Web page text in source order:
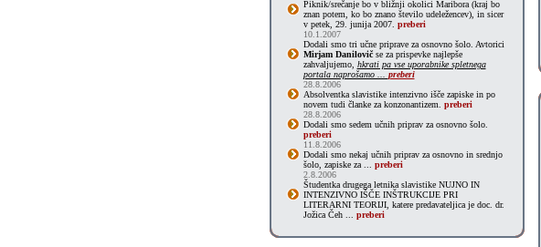
Piknik/srečanje bo v bližnji okolici Maribora (kraj bo
znan potem, ko bo znano število udeležencev), in sicer
v petek, 29. junija 2007. preberi
10.1.2007
Dodali smo tri učne priprave za osnovno šolo. Avtorici
Mirjam Danilovičse za prispevke najlepše
zahvaljujemo, hkrati pa vse uporabnike spletnega
portala naprošamo ... preberi
28.8.2006
Absolventka slavistike intenzivno išče zapiske in po
novem tudi članke za konzonantizem. preberi
28.8.2006
Dodali smo sedem učnih priprav za osnovno šolo.
preberi
11.8.2006
Dodali smo nekaj učnih priprav za osnovno in srednjo
šolo, zapiske za ... preberi
2.8.2006
Študentka drugega letnika slavistike NUJNO IN
INTENZIVNO IŠČE INŠTRUKCIJE PRI
LITERARNI TEORIJI, katere predavateljica je doc. dr.
Jožica Čeh ... preberi